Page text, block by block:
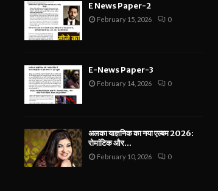
E News Paper-2
February 15, 2026 0
E-News Paper-3
February 14, 2026 0
अलका याज्ञनिक का नया एल्बम 2026:
रोमांटिक और...
February 10, 2026 0